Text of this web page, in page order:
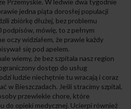
Przemyskie. W ledwie dwa tygodnie
jedna piąta dorosłej populacji
zbiórkę dłużej, bez problemu
mówię, to z pełnym
oczy widziałem, że prawie każdy
się pod apelem.
wiemy, że bez szpitala nasz region
dostęp do usług
ludzie niechętnie tu wracają i coraz
w Bieszczadach. Jeśli stracimy szpital,
przewlekle chore, które
do opieki medycznej. Ucierpi również